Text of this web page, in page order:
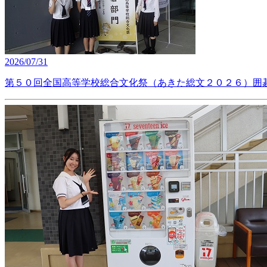
2026/07/31
第５０回全国高等学校総合文化祭（あきた総文２０２６）囲